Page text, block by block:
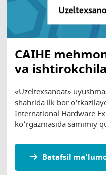
CAIHE
va
«Uzeltexsanoat»
shahrida ilk bor
International Hardware
ko‘rgazmasida samimiy
Batafsil